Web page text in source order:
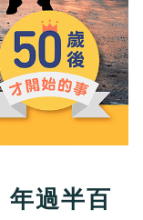
年過半百